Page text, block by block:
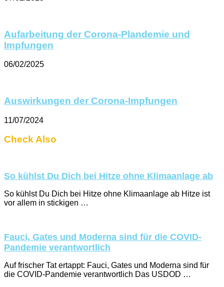
Aufarbeitung der Corona-Plandemie und
Impfungen
06/02/2025
Auswirkungen der Corona-Impfungen
11/07/2024
Check Also
So kühlst Du Dich bei Hitze ohne Klimaanlage ab
So kühlst Du Dich bei Hitze ohne Klimaanlage ab Hitze ist
vor allem in stickigen …
Fauci, Gates und Moderna sind für die COVID-
Pandemie verantwortlich
Auf frischer Tat ertappt: Fauci, Gates und Moderna sind für
die COVID-Pandemie verantwortlich Das USDOD …